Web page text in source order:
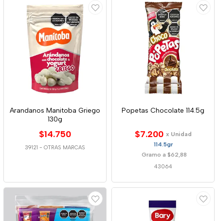
Arandanos Manitoba Griego
130g
$14.750
39121 - OTRAS MARCAS
Popetas Chocolate 114.5g
$7.200 x Unidad
114.5gr
Gramo a $62,88
43064